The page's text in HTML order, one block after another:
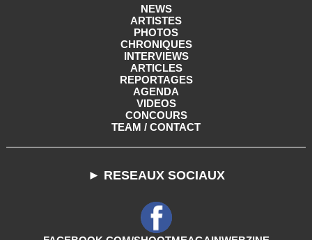
NEWS
ARTISTES
PHOTOS
CHRONIQUES
INTERVIEWS
ARTICLES
REPORTAGES
AGENDA
VIDEOS
CONCOURS
TEAM / CONTACT
► RESEAUX SOCIAUX